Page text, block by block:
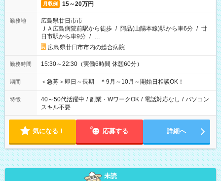
月収例 15～20万円
勤務地
広島県廿日市市
ＪＡ広島病院前駅から徒歩 / 阿品(山陽本線)駅から車6分 / 廿
日市駅から車9分 / …
広島県廿日市市内の総合病院
勤務時間 15:30～22:30（実働6時間 休憩60分）
期間 ＜急募＞即日～長期 ＊9月～10月～開始日相談OK！
特徴 40～50代活躍中 / 副業・WワークOK / 電話対応なし / パソコン
スキル不要
気になる！ 応募する 詳細へ
未読